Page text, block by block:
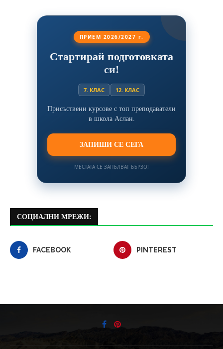
ПРИЕМ 2026/2027 г.
Стартирай подготовката
си!
7. КЛАС 12. КЛАС
Присъствени курсове с топ преподаватели
в школа Аслан.
ЗАПИШИ СЕ СЕГА
МЕСТАТА СЕ ЗАПЪЛВАТ БЪРЗО!
СОЦИАЛНИ МРЕЖИ:
FACEBOOK PINTEREST